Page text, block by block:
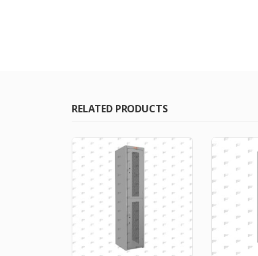
RELATED PRODUCTS